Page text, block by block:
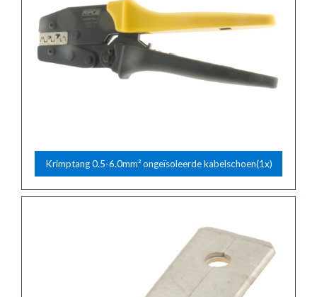
Krimptang 0.5-6.0mm² ongeïsoleerde kabelschoen(1x)